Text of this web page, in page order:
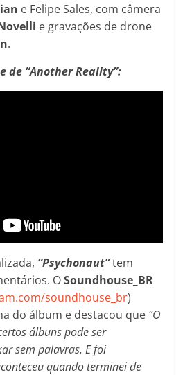
e Felipe Sales, com câmera
e gravações de drone
.
de “Another Reality”:
“Psychonaut”tem
OSoundhouse_BR
soundhouse_br)
do álbum e destacou que “O
álbuns pode ser
sem palavras. E foi
quando terminei de